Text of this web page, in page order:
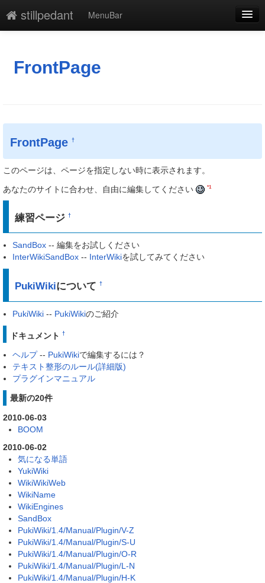
stillpedant
MenuBar
添付
一覧
FrontPage
FrontPage †
このページは、ページを指定しない時に表示されます。
あなたのサイトに合わせ、自由に編集してください
*1
練習ページ†
SandBox -- 編集をお試しください
InterWikiSandBox -- InterWikiを試してみてください
PukiWikiについて†
PukiWiki -- PukiWikiのご紹介
ドキュメント †
ヘルプ-- PukiWikiで編集するには？
テキスト整形のルール(詳細版)
プラグインマニュアル
最新の20件
2010-06-03
BOOM
2010-06-02
気になる単語
YukiWiki
WikiWikiWeb
WikiName
WikiEngines
SandBox
PukiWiki/1.4/Manual/Plugin/V-Z
PukiWiki/1.4/Manual/Plugin/S-U
PukiWiki/1.4/Manual/Plugin/O-R
PukiWiki/1.4/Manual/Plugin/L-N
PukiWiki/1.4/Manual/Plugin/H-K